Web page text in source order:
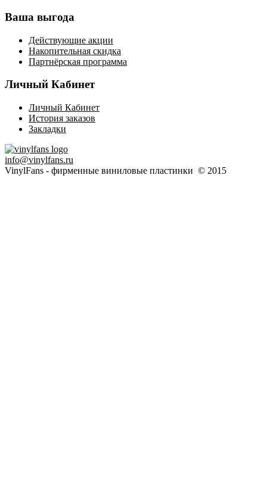
Ваша выгода
Действующие акции
Накопительная скидка
Партнёрская программа
Личный Кабинет
Личный Кабинет
История заказов
Закладки
info@vinylfans.ru
VinylFans - фирменные виниловые пластинки © 2015